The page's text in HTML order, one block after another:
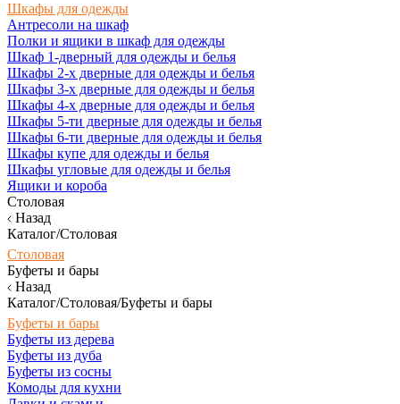
Шкафы для одежды
Антресоли на шкаф
Полки и ящики в шкаф для одежды
Шкаф 1-дверный для одежды и белья
Шкафы 2-х дверные для одежды и белья
Шкафы 3-х дверные для одежды и белья
Шкафы 4-х дверные для одежды и белья
Шкафы 5-ти дверные для одежды и белья
Шкафы 6-ти дверные для одежды и белья
Шкафы купе для одежды и белья
Шкафы угловые для одежды и белья
Ящики и короба
Столовая
Назад
Каталог/Столовая
Столовая
Буфеты и бары
Назад
Каталог/Столовая/Буфеты и бары
Буфеты и бары
Буфеты из дерева
Буфеты из дуба
Буфеты из сосны
Комоды для кухни